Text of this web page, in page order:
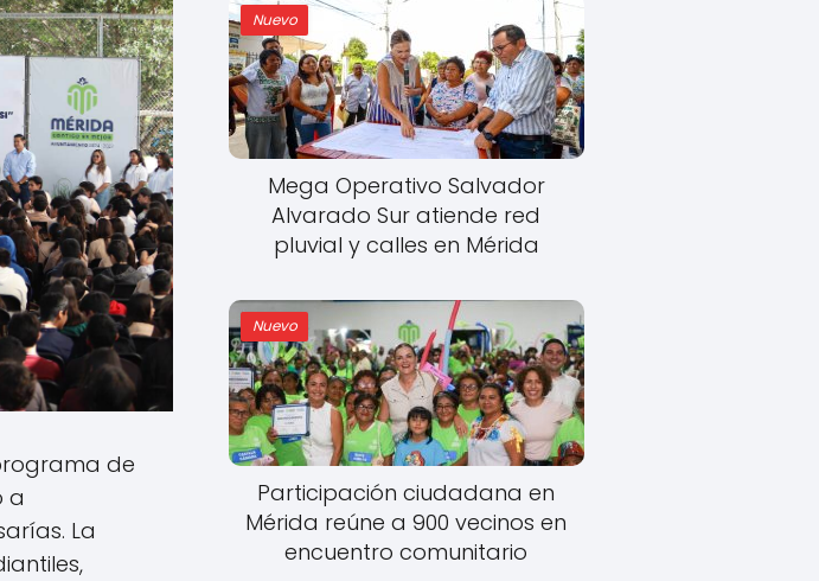
de
a
La
Nuevo
Mega Operativo Salvador
Alvarado Sur atiende red
pluvial y calles en Mérida
Nuevo
Participación ciudadana en
Mérida reúne a 900 vecinos en
encuentro comunitario